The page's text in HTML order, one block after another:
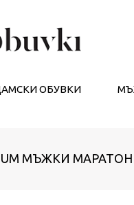
ОБУВКИ
МЪЖКИ